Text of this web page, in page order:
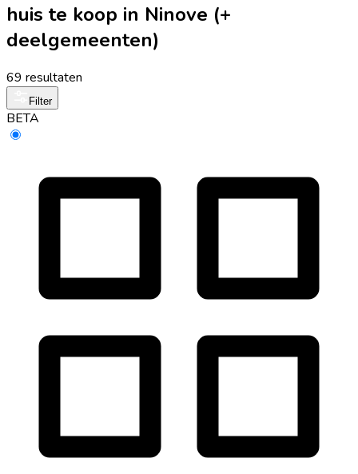
huis te koop in Ninove (+
deelgemeenten)
69 resultaten
Filter
BETA